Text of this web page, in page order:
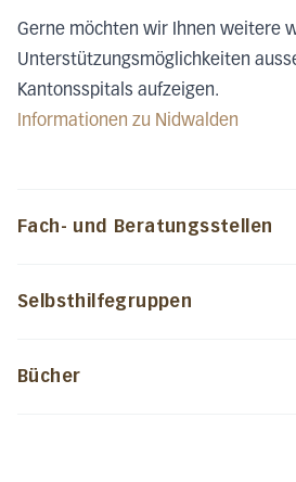
Gerne möchten wir Ihnen weitere
Unterstützungsmöglichkeiten
Kantonsspitals aufzeigen.
Informationen zu Nidwalden
Fach- und Beratungsstellen
Selbsthilfegruppen
Bücher